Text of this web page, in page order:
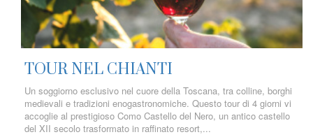
TOUR NEL CHIANTI
Un soggiorno esclusivo nel cuore della Toscana, tra colline, borghi
medievali e tradizioni enogastronomiche. Questo tour di 4 giorni vi
accoglie al prestigioso Como Castello del Nero, un antico castello
del XII secolo trasformato in raffinato resort,...